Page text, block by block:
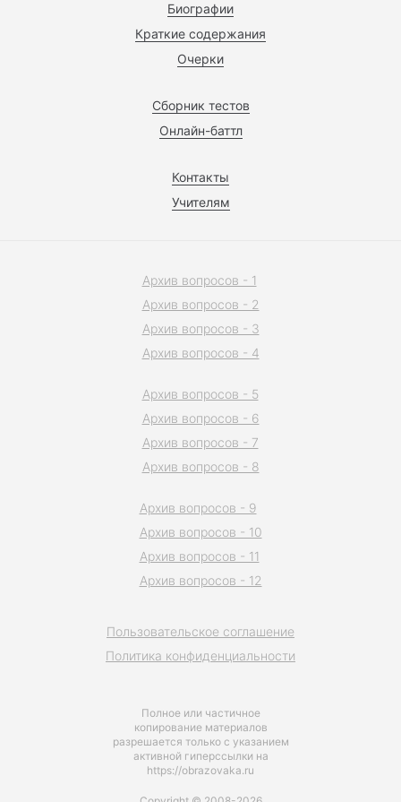
Биографии
Краткие содержания
Очерки
Сборник тестов
Онлайн-баттл
Контакты
Учителям
Полное или частичное
копирование материалов
разрешается только с указанием
активной гиперссылки на
https://obrazovaka.ru
Пользовательское соглашение
Политика конфиденциальности
Архив вопросов - 1
Архив вопросов - 2
Архив вопросов - 3
Архив вопросов - 4
Архив вопросов - 5
Архив вопросов - 6
Архив вопросов - 7
Архив вопросов - 8
Архив вопросов - 9
Архив вопросов - 10
Архив вопросов - 11
Архив вопросов - 12